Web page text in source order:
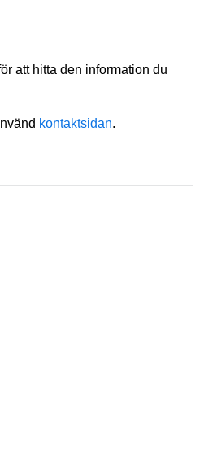
att hitta den information du
kontaktsidan.